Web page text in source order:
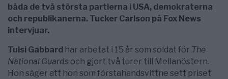
båda de två största partierna i USA, demokraterna
och republikanerna. Tucker Carlson på Fox News
intervjuar.
Tulsi Gabbard har arbetat i 15 år som soldat för The
National Guards och gjort två turer till Mellanöstern.
Hon säger att hon som förstahandsvittne sett priset